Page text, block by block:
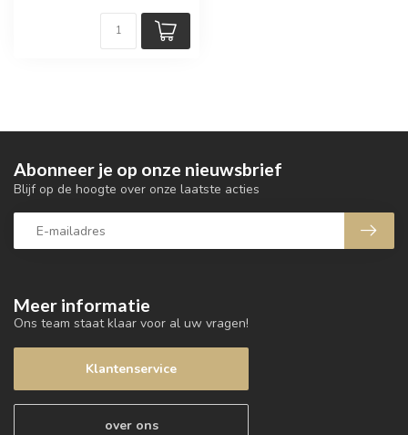
Meer informatie
Ons team staat klaar voor al uw vragen!
Klantenservice
over ons
Abonneer je op onze nieuwsbrief
Blijf op de hoogte over onze laatste acties